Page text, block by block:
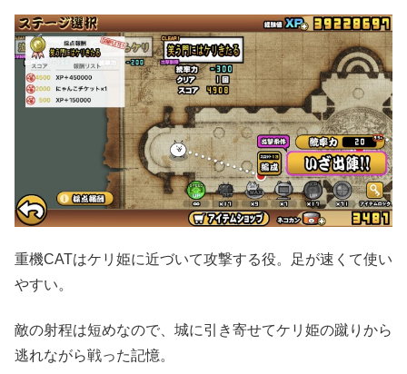
重機CATはケリ姫に近づいて攻撃する役。足が速くて使い
やすい。
敵の射程は短めなので、城に引き寄せてケリ姫の蹴りから
逃れながら戦った記憶。